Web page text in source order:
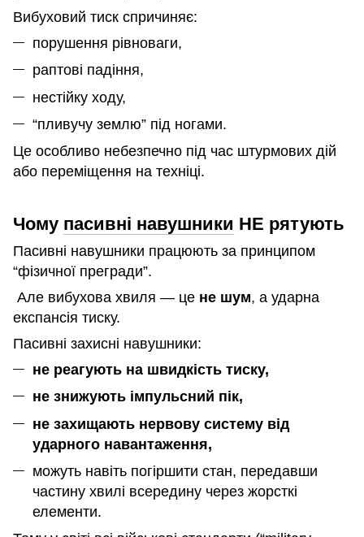
Вибуховий тиск спричиняє:
порушення рівноваги,
раптові падіння,
нестійку ходу,
“пливучу землю” під ногами.
Це особливо небезпечно під час штурмових дій
або переміщення на техніці.
Чому пасивні навушники НЕ рятують
Пасивні навушники працюють за принципом
“фізичної прегради”.
Але вибухова хвиля — це не шум, а ударна
експансія тиску.
Пасивні захисні навушники:
не реагують на швидкість тиску,
не знижують імпульсний пік,
не захищають нервову систему від
ударного навантаження,
можуть навіть погіршити стан, передавши
частину хвилі всередину через жорсткі
елементи.